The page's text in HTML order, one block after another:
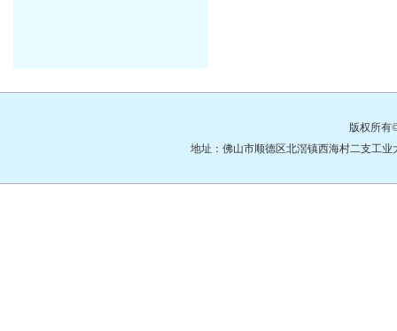
版权所有
地址：佛山市顺德区北滘镇西海村二支工